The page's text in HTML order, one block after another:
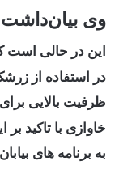
وی
این در حالی است
در استفاده از
ظرفیت بالایی
خاوازی با تاکید
به برنامه های